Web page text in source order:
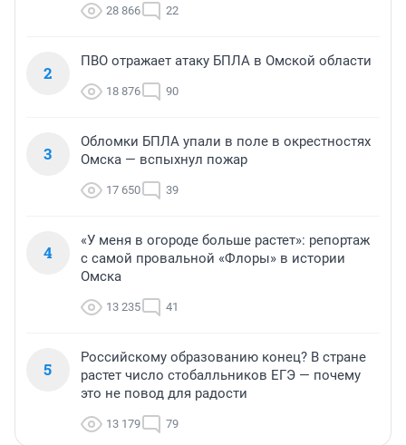
28 866 22
2
ПВО отражает атаку БПЛА в Омской области
18 876 90
3
Обломки БПЛА упали в поле в окрестностях
Омска — вспыхнул пожар
17 650 39
4
«У меня в огороде больше растет»: репортаж
с самой провальной «Флоры» в истории
Омска
13 235 41
5
Российскому образованию конец? В стране
растет число стобалльников ЕГЭ — почему
это не повод для радости
13 179 79